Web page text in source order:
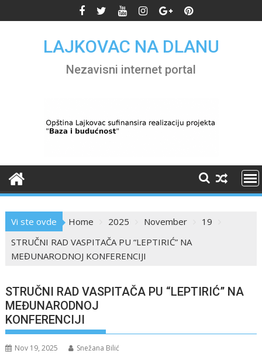
to
LAJKOVAC NA DLANU
Nezavisni internet portal
Vi ste ovde Home 2025 November
19
STRUČNI RAD VASPITAČA PU “LEPTIRIĆ” NA
MEĐUNARODNOJ KONFERENCIJI
STRUČNI RAD VASPITAČA PU “LEPTIRIĆ” NA
MEĐUNARODNOJ
KONFERENCIJI
Nov 19, 2025 Snežana Bilić